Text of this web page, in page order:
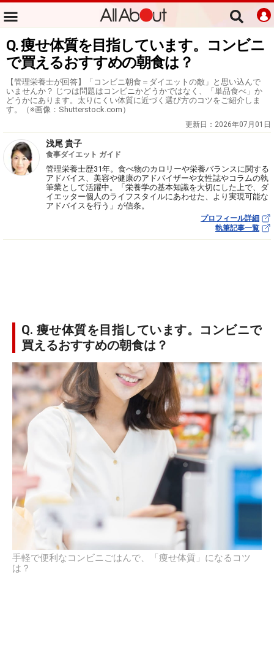
Q. 痩せ体質を目指しています。コンビニ
で買えるおすすめの朝食は？
【管理栄養士が回答】「コンビニ朝食＝ダイエットの敵」と思い込んで
いませんか？ じつは問題はコンビニかどうかではなく、「単品食べ」か
どうかにあります。太りにくい体質に近づく選び方のコツをご紹介しま
す。（※画像：Shutterstock.com）
更新日： 2026年07月01日
浅尾 貴子
食事ダイエット ガイド
管理栄養士歴31年。食べ物のカロリーや栄養バランスに関する
アドバイス、美容や健康のアドバイザーや女性誌やコラムの執
筆業として活躍中。「栄養学の基本知識を大切にした上で、ダ
イエッター個人のライフスタイルにあわせた、より実現可能な
アドバイスを行う」が信条。
プロフィール詳細
執筆記事一覧
Q. 痩せ体質を目指しています。コンビニで
買えるおすすめの朝食は？
手軽で便利なコンビニごはんで、「痩せ体質」になるコツ
は？